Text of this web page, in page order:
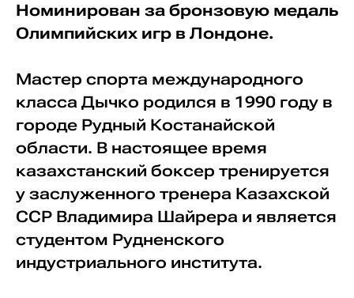
Номинирован за бронзовую медаль
Олимпийских игр в Лондоне.
Мастер спорта международного
класса Дычко родился в 1990 году в
городе Рудный Костанайской
области. В настоящее время
казахстанский боксер тренируется
у заслуженного тренера Казахской
ССР Владимира Шайрера и является
студентом Рудненского
индустриального института.